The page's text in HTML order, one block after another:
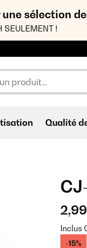
une sélection
SEULEMENT !
Qualité
Inclus
-15%